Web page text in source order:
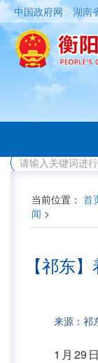
中国政府网 湖南
当前位置： 首
闻 >
【祁东
来源：
1月29